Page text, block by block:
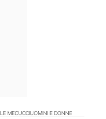
MECUCCIUOMINI E DONNE